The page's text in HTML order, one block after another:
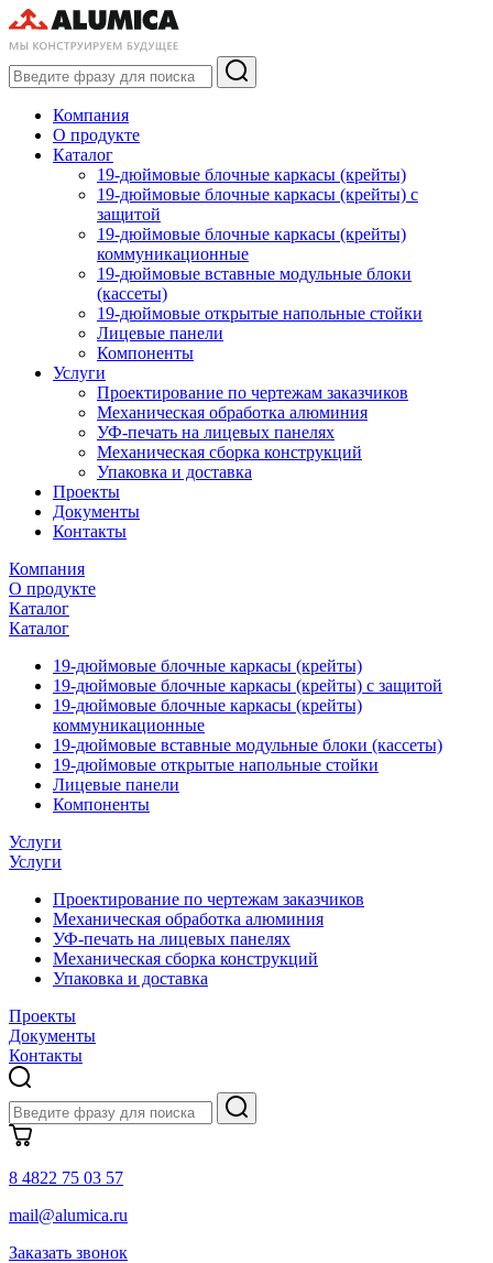
Компания
О продукте
Каталог
19-дюймовые блочные каркасы (крейты)
19-дюймовые блочные каркасы (крейты) с
защитой
19-дюймовые блочные каркасы (крейты)
коммуникационные
19-дюймовые вставные модульные блоки
(кассеты)
19-дюймовые открытые напольные стойки
Лицевые панели
Компоненты
Услуги
Проектирование по чертежам заказчиков
Механическая обработка алюминия
УФ-печать на лицевых панелях
Механическая сборка конструкций
Упаковка и доставка
Проекты
Документы
Контакты
Компания
О продукте
Каталог
Каталог
19-дюймовые блочные каркасы (крейты)
19-дюймовые блочные каркасы (крейты) с защитой
19-дюймовые блочные каркасы (крейты)
коммуникационные
19-дюймовые вставные модульные блоки (кассеты)
19-дюймовые открытые напольные стойки
Лицевые панели
Компоненты
Услуги
Услуги
Проектирование по чертежам заказчиков
Механическая обработка алюминия
УФ-печать на лицевых панелях
Механическая сборка конструкций
Упаковка и доставка
Проекты
Документы
Контакты
8 4822 75 03 57
mail@alumica.ru
Заказать звонок